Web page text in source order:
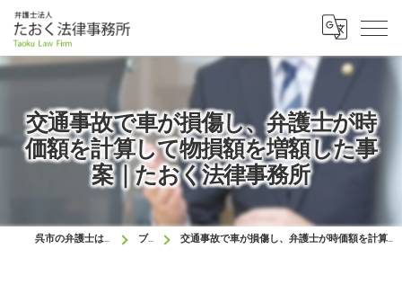
交通事故で車が損傷し、弁護士が時
価額を計算して物損額を増額した事
案｜たおく法律事務所
呉市の弁護士はたおく法律事務所 ブログ 交通事故で車が損傷し、弁護士が時価額を計算して物損額を増額した事案｜たおく法律事務所